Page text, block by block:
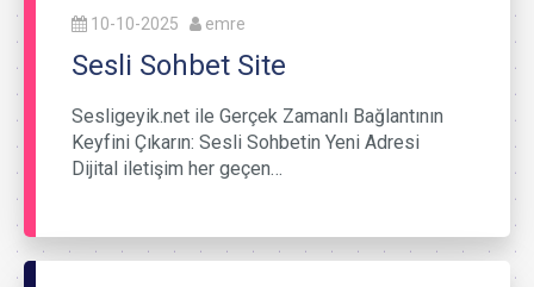
10-10-2025 emre
Sesli Sohbet Site
Sesligeyik.net ile Gerçek Zamanlı Bağlantının
Keyfini Çıkarın: Sesli Sohbetin Yeni Adresi
Dijital iletişim her geçen…